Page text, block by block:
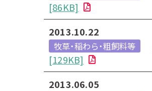
[86KB]
2013.10.22
牧草・稲わら・粗飼料等
[129KB]
2013.06.05